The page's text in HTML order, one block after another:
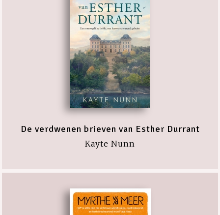
De verdwenen brieven van Esther Durrant
Kayte Nunn